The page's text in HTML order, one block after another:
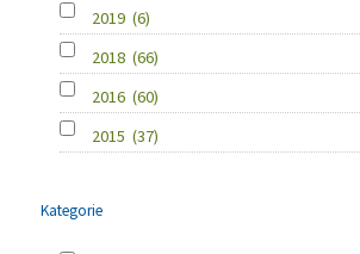
2019 (6)
2018 (66)
2016 (60)
2015 (37)
Kategorie